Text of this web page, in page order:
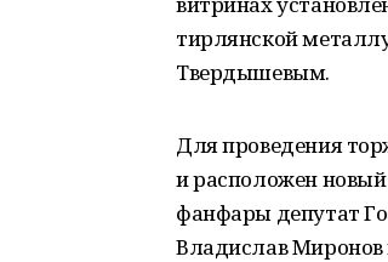
тирлянской
Твердышевым.
Для проведения
и расположен
фанфары депутат
Владислав Миронов